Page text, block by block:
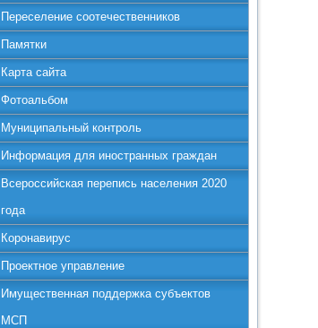
Переселение соотечественников
Памятки
Карта сайта
Фотоальбом
Муниципальный контроль
Информация для иностранных граждан
Всероссийская перепись населения 2020
года
Коронавирус
Проектное управление
Имущественная поддержка субъектов
МСП